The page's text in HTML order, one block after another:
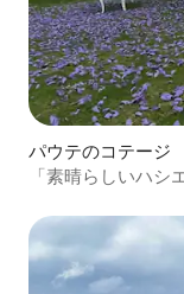
パウテのコテージ
「素晴らしいハシ